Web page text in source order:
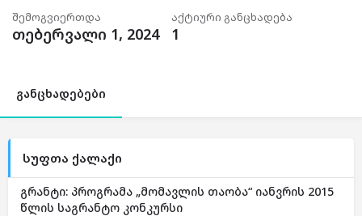
შემოგვიერთდა
თებერვალი 1, 2024
აქტიური განცხადება
1
განცხადებები
სუფთა ქალაქი
გრანტი: პროგრამა „მომავლის თაობა“ იანვრის 2015
წლის საგრანტო კონკურსი